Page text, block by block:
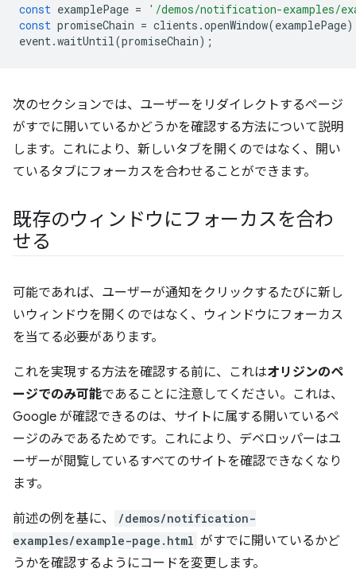
const examplePage =
'/demos/notification-examples/
const promiseChain = clients .openWindow(examplePage
event.waitUntil(promiseChain);
次のセクションでは、ユーザーをリダイレクトするページ
がすでに開いているかどうかを確認する方法について説明
します。これにより、新しいタブを開くのではなく、開い
ているタブにフォーカスを合わせることができます。
既存のウィンドウにフォーカスを合わ
せる
可能であれば、ユーザーが通知をクリックするたびに新し
いウィンドウを開くのではなく、ウィンドウにフォーカス
を当てる必要があります。
これを実現する方法を確認する前に、これはオリジンのペ
ージでのみ可能であることに注意してください。これは、
Google が確認できるのは、サイトに属する開いているペ
ージのみであるためです。これにより、デベロッパーはユ
ーザーが閲覧しているすべてのサイトを確認できなくなり
ます。
前述の例を基に、
/demos/notification-
examples/example-page.html がすでに開いているかど
うかを確認するようにコードを変更します。